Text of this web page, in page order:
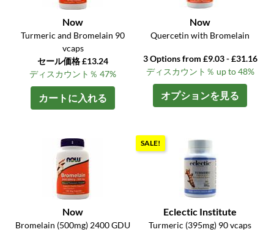
Now
Turmeric and Bromelain 90
vcaps
セール価格 £13.24
ディスカウント％ 47%
カートに入れる
Now
Quercetin with Bromelain
3 Options from £9.03 - £31.16
ディスカウント％ up to 48%
オプションを見る
Now
Bromelain (500mg) 2400 GDU
SALE!
Eclectic Institute
Turmeric (395mg) 90 vcaps